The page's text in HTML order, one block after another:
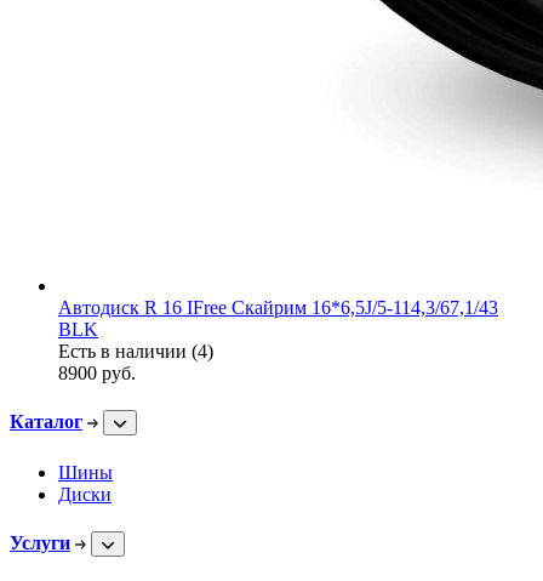
Автодиск R 16 IFree Скайрим 16*6,5J/5-114,3/67,1/43
BLK
Есть в наличии (4)
8900 руб.
Каталог
Шины
Диски
Услуги